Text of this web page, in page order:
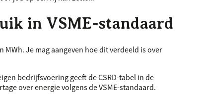
in VSME-standaard
Je mag aangeven hoe dit verdeeld is over
bedrijfsvoering geeft deCSRD-tabel in de
over energie volgens deVSME-standaard.